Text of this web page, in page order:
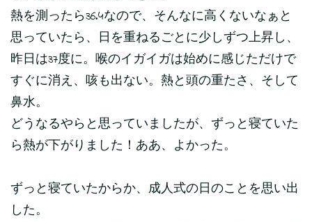
熱を測ったら36.4なので、そんなに高くないなぁと
思っていたら、日を重ねるごとに少しずつ上昇し、
昨日は37度に。喉のイガイガは始めに感じただけで
すぐに消え、咳も出ない。熱と頭の重たさ、そして
鼻水。
どうなるやらと思っていましたが、ずっと寝ていた
ら熱が下がりました！ああ、よかった。
ずっと寝ていたからか、成人式の日のことを思い出
した。